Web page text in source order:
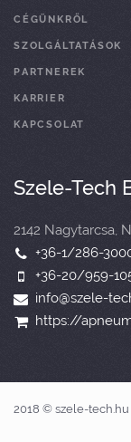
CÉGÜNKRŐL
SZOLGÁLTATÁSOK
PARTNEREK
KARRIER
KAPCSOLAT
Szele-Tech
2142 Nagytarcsa,
+36-1/286-
+36-20/959-
info@szele-
https://
2018 © szele-